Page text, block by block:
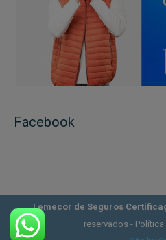
Facebook
Lemecor de Seguros
reservados - Política